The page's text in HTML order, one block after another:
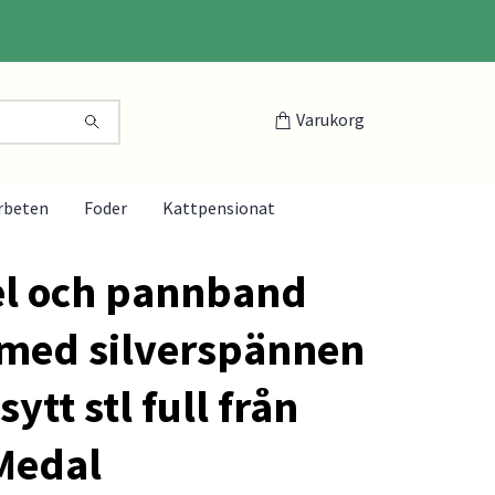
Varukorg
Foder Kattpensionat
och pannband
silverspännen
stl full från